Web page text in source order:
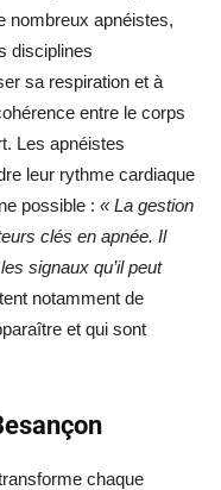
nombreux apnéistes,
disciplines
sa respiration et à
entre le corps
Les apnéistes
leur rythme cardiaque
possible : « La gestion
clés en apnée. Il
signaux qu’il peut
notamment de
et qui sont
chaque